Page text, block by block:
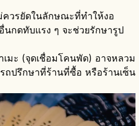
ควรยัดในลักษณะที่ทำให้งอ
นกดทับแรง ๆ จะช่วยรักษารูป
มะ (จุดเชื่อมโคนพัด) อาจหลวม
ถปรึกษาที่ร้านที่ซื้อ หรือร้านเซ็น